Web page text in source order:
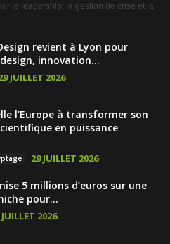
le leadership, la gestion de crise et la
revient à Lyon pour
innovation...
JUILLET 2026
l’Europe à transformer son
en puissance
29 JUILLET 2026
5 millions d’euros sur une
pour...
2026